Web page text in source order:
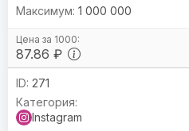
87.86 ₽
1 000 000
271
Instagram